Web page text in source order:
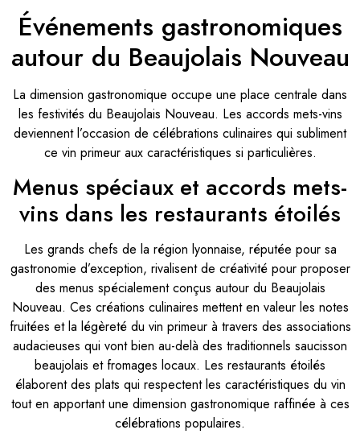
Événements gastronomiques
autour du Beaujolais Nouveau
La dimension gastronomique occupe une place centrale dans
les festivités du Beaujolais Nouveau. Les accords mets-vins
deviennent l’occasion de célébrations culinaires qui subliment
ce vin primeur aux caractéristiques si particulières.
Menus spéciaux et accords mets-
vins dans les restaurants étoilés
Les grands chefs de la région lyonnaise, réputée pour sa
gastronomie d’exception, rivalisent de créativité pour proposer
des menus spécialement conçus autour du Beaujolais
Nouveau. Ces créations culinaires mettent en valeur les notes
fruitées et la légèreté du vin primeur à travers des associations
audacieuses qui vont bien au-delà des traditionnels saucisson
beaujolais et fromages locaux. Les restaurants étoilés
élaborent des plats qui respectent les caractéristiques du vin
tout en apportant une dimension gastronomique raffinée à ces
célébrations populaires.